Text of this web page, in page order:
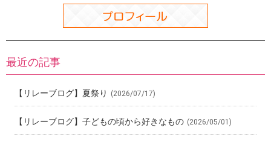
最近の記事
【リレーブログ】夏祭り (2026/07/17)
【リレーブログ】子どもの頃から好きなもの (2026/05/01)